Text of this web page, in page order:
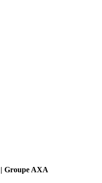
Groupe AXA